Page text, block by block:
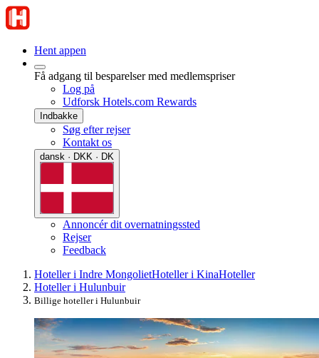
Hent appen
Få adgang til besparelser med medlemspriser
Log på
Udforsk Hotels.com Rewards
Indbakke
Søg efter rejser
Kontakt os
dansk · DKK · DK
Annoncér dit overnatningssted
Rejser
Feedback
Hoteller i Indre MongolietHoteller i KinaHoteller
Hoteller i Hulunbuir
Billige hoteller i Hulunbuir